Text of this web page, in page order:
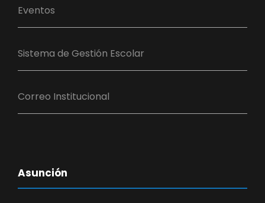
Eventos
Sistema de Gestión Escolar
Correo Institucional
Asunción